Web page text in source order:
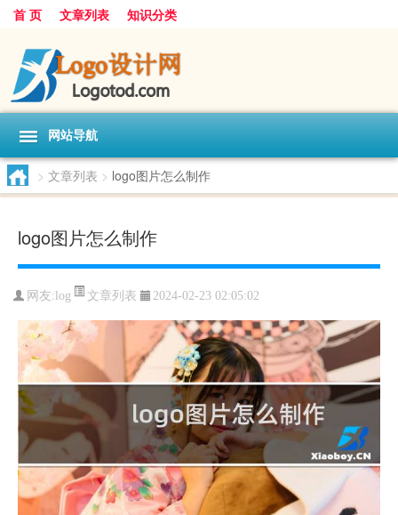
首 页 文章列表 知识分类
网站导航
> 文章列表 > logo图片怎么制作
logo图片怎么制作
网友: log 文章列表 2024-02-23 02:05:02